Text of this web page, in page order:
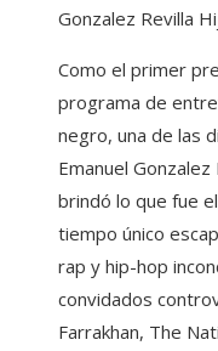
Gonzalez Revilla
Como el primer
programa de
negro, una de las
Emanuel
brindó lo que fue
tiempo único
rap y hip-hop
convidados
Farrakhan, The